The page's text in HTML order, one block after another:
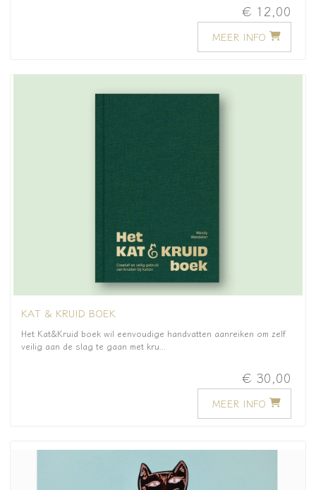
€ 12,00
MEER INFO
KAT & KRUID BOEK
Het Kat&Kruid boek wil eenvoudige handvatten aanreiken om zelf
veilig aan de slag te gaan met kru...
€ 30,00
MEER INFO